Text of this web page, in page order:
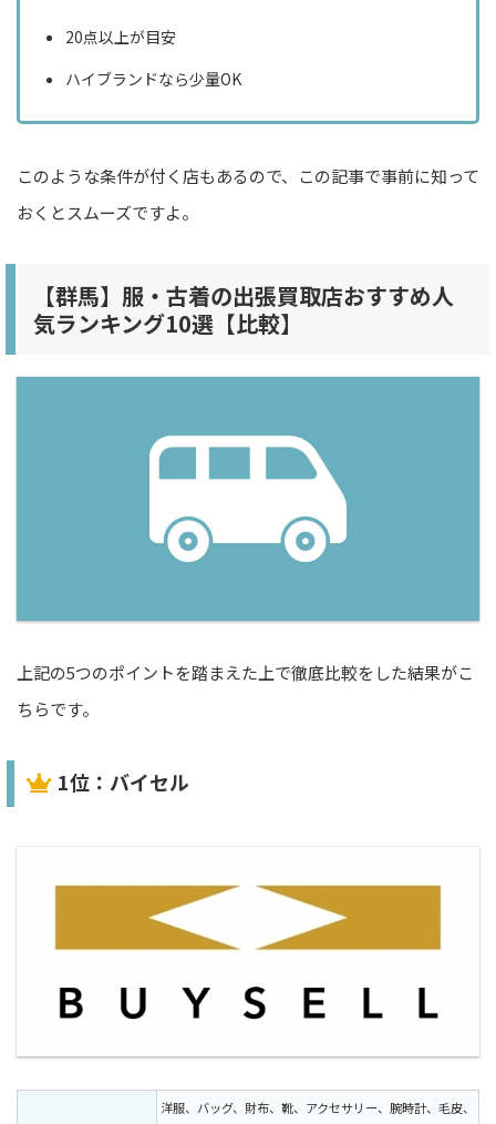
20点以上が目安
ハイブランドなら少量OK
このような条件が付く店もあるので、この記事で事前に知って
おくとスムーズですよ。
【群馬】服・古着の出張買取店おすすめ人
気ランキング10選【比較】
上記の5つのポイントを踏まえた上で徹底比較をした結果がこ
ちらです。
1位：バイセル
洋服、バッグ、財布、靴、アクセサリー、腕時計、毛皮、